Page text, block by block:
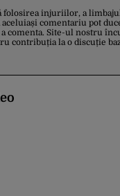
folosirea injuriilor, a
aceluiași comentariu pot
comenta. Site-ul nostru
contribuția la o discuție